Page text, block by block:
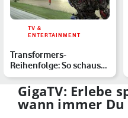
TV &
ENTERTAINMENT
Transformers-
Reihenfolge: So schaust
Du die Filme richtig
GigaTV: Erlebe
wann immer